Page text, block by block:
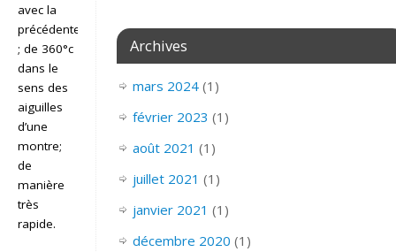
avec la
précédente
; de 360°c
dans le
sens des
aiguilles
d’une
montre;
de
manière
très
rapide.
Archives
mars 2024(1)
février 2023 (1)
août 2021 (1)
juillet 2021 (1)
janvier 2021 (1)
décembre 2020 (1)